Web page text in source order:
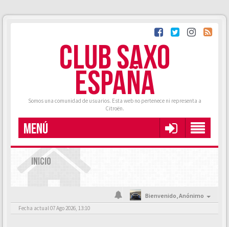
CLUB SAXO
ESPAÑA
Somos una comunidad de usuarios. Esta web no pertenece ni representa a
Citroën.
MENÚ
INICIO
Bienvenido,Anónimo
Fecha actual 07 Ago 2026, 13:10